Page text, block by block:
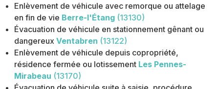
Enlèvement de véhicule avec remorque ou attelage
en fin de vie Berre-l'Étang (13130)
Évacuation de véhicule en stationnement gênant ou
dangereux Ventabren (13122)
Enlèvement de véhicule depuis copropriété,
résidence fermée ou lotissement Les Pennes-
Mirabeau (13170)